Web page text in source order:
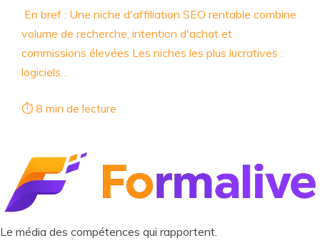
En bref : Une niche d'affiliation SEO rentable combine
volume de recherche, intention d'achat et
commissions élevées Les niches les plus lucratives :
logiciels…
⏱ 8 min de lecture
Le média des compétences qui rapportent.